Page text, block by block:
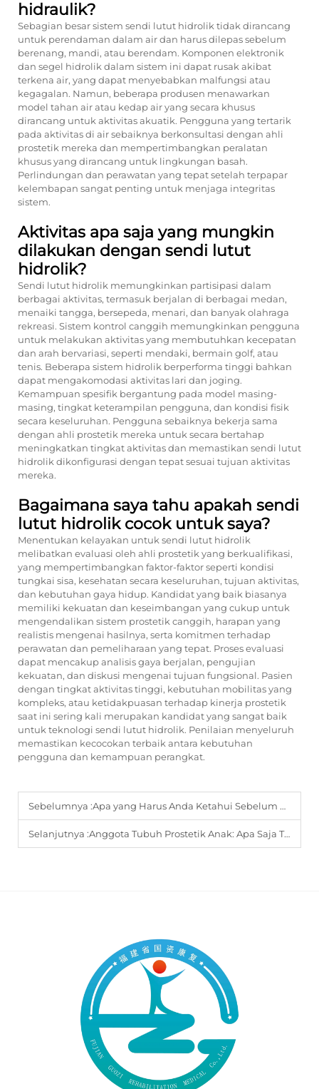
hidraulik?
Sebagian besar sistem sendi lutut hidrolik tidak dirancang
untuk perendaman dalam air dan harus dilepas sebelum
berenang, mandi, atau berendam. Komponen elektronik
dan segel hidrolik dalam sistem ini dapat rusak akibat
terkena air, yang dapat menyebabkan malfungsi atau
kegagalan. Namun, beberapa produsen menawarkan
model tahan air atau kedap air yang secara khusus
dirancang untuk aktivitas akuatik. Pengguna yang tertarik
pada aktivitas di air sebaiknya berkonsultasi dengan ahli
prostetik mereka dan mempertimbangkan peralatan
khusus yang dirancang untuk lingkungan basah.
Perlindungan dan perawatan yang tepat setelah terpapar
kelembapan sangat penting untuk menjaga integritas
sistem.
Aktivitas apa saja yang mungkin
dilakukan dengan sendi lutut
hidrolik?
Sendi lutut hidrolik memungkinkan partisipasi dalam
berbagai aktivitas, termasuk berjalan di berbagai medan,
menaiki tangga, bersepeda, menari, dan banyak olahraga
rekreasi. Sistem kontrol canggih memungkinkan pengguna
untuk melakukan aktivitas yang membutuhkan kecepatan
dan arah bervariasi, seperti mendaki, bermain golf, atau
tenis. Beberapa sistem hidrolik berperforma tinggi bahkan
dapat mengakomodasi aktivitas lari dan joging.
Kemampuan spesifik bergantung pada model masing-
masing, tingkat keterampilan pengguna, dan kondisi fisik
secara keseluruhan. Pengguna sebaiknya bekerja sama
dengan ahli prostetik mereka untuk secara bertahap
meningkatkan tingkat aktivitas dan memastikan sendi lutut
hidrolik dikonfigurasi dengan tepat sesuai tujuan aktivitas
mereka.
Bagaimana saya tahu apakah sendi
lutut hidrolik cocok untuk saya?
Menentukan kelayakan untuk sendi lutut hidrolik
melibatkan evaluasi oleh ahli prostetik yang berkualifikasi,
yang mempertimbangkan faktor-faktor seperti kondisi
tungkai sisa, kesehatan secara keseluruhan, tujuan aktivitas,
dan kebutuhan gaya hidup. Kandidat yang baik biasanya
memiliki kekuatan dan keseimbangan yang cukup untuk
mengendalikan sistem prostetik canggih, harapan yang
realistis mengenai hasilnya, serta komitmen terhadap
perawatan dan pemeliharaan yang tepat. Proses evaluasi
dapat mencakup analisis gaya berjalan, pengujian
kekuatan, dan diskusi mengenai tujuan fungsional. Pasien
dengan tingkat aktivitas tinggi, kebutuhan mobilitas yang
kompleks, atau ketidakpuasan terhadap kinerja prostetik
saat ini sering kali merupakan kandidat yang sangat baik
untuk teknologi sendi lutut hidrolik. Penilaian menyeluruh
memastikan kecocokan terbaik antara kebutuhan
pengguna dan kemampuan perangkat.
Sebelumnya :Apa yang Harus Anda Ketahui Sebelum Memilih Komponen Ortotik?
Selanjutnya :Anggota Tubuh Prostetik Anak: Apa Saja Tips Perawatan yang Membantu Memperpanjang Umur Pakai?